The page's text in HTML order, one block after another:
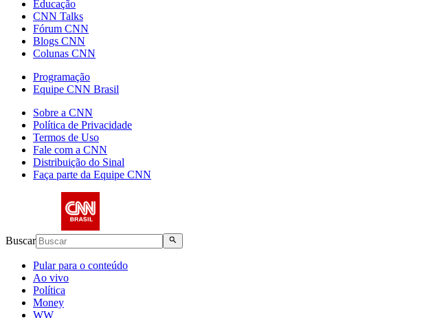
Educação
CNN Talks
Fórum CNN
Blogs CNN
Colunas CNN
Programação
Equipe CNN Brasil
Sobre a CNN
Política de Privacidade
Termos de Uso
Fale com a CNN
Distribuição do Sinal
Faça parte da Equipe CNN
Buscar
Pular para o conteúdo
Ao vivo
Política
Money
WW